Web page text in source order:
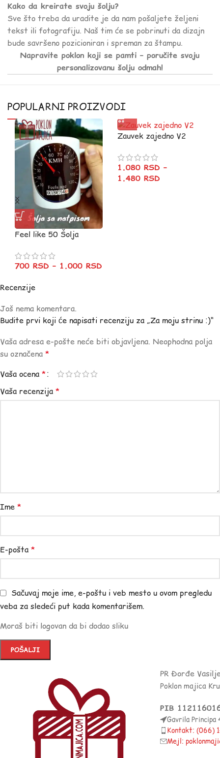
Kako da kreirate svoju šolju?
Sve što treba da uradite je da nam pošaljete željeni
tekst ili fotografiju. Naš tim će se pobrinuti da dizajn
bude savršeno pozicioniran i spreman za štampu.
Napravite poklon koji se pamti – poručite svoju
personalizovanu šolju odmah!
POPULARNI PROIZVODI
Feel like 50 Šolja
700 RSD – 1.000 RSD
Zauvek zajedno V2
1.080 RSD –
1.480 RSD
Recenzije
Još nema komentara.
Budite prvi koji će napisati recenziju za „Za moju strinu :)“
Vaša adresa e-pošte neće biti objavljena. Neophodna polja
su označena *
Vaša ocena *
Vaša recenzija *
Ime *
E-pošta *
Sačuvaj moje ime, e-poštu i veb mesto u ovom pregledu
veba za sledeći put kada komentarišem.
Moraš biti logovan da bi dodao sliku
PR Đorđe
Poklon majica
PIB
Gavrila Principa
Kontakt: (066)
Mejl: